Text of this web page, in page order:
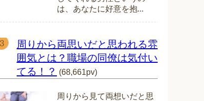
は、あなたに好意を抱...
周りから両思いだと思われる雰
囲気とは？職場の同僚は気付い
てる！？ (68,661pv)
周りから見て両想いだと思